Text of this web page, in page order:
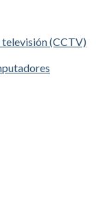
(CCTV)